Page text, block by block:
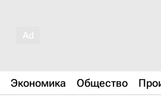
Экономика Общество